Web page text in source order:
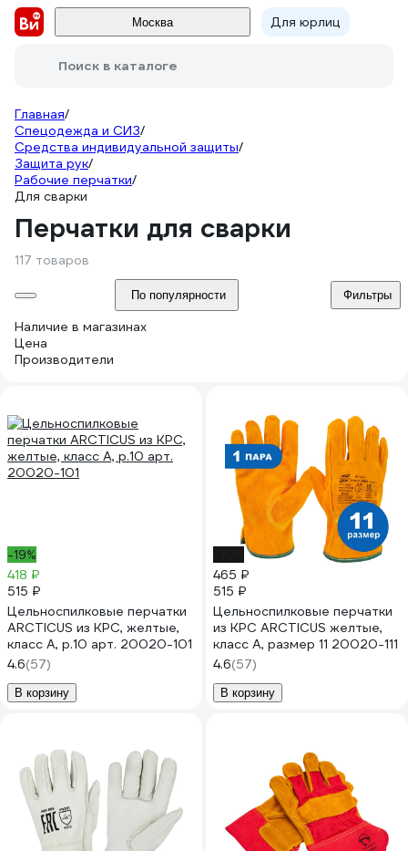
Москва Для юрлиц
Поиск в каталоге
Главная/
Спецодежда и СИЗ/
Средства индивидуальной защиты/
Защита рук/
Рабочие перчатки/
Для сварки
Перчатки для сварки
117 товаров
По популярности Фильтры
Наличие в магазинах
Цена
Производители
-19%
418 ₽
515 ₽
Цельноспилковые перчатки
ARCTICUS из КРС, желтые,
класс А, р.10 арт. 20020-101
4.6(57)
В корзину
465 ₽
515 ₽
Цельноспилковые перчатки
из КРС ARCTICUS желтые,
класс А, размер 11 20020-111
4.6(57)
В корзину